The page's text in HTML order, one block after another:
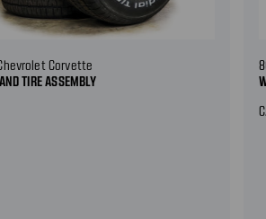
Corvette
TIRE ASSEMBLY